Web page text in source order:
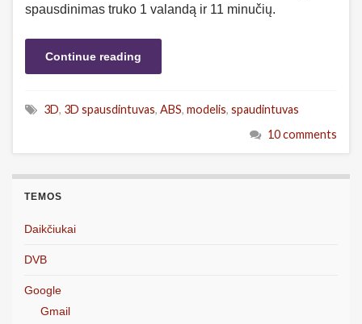
spausdinimas truko 1 valandą ir 11 minučių.
Continue reading
3D, 3D spausdintuvas, ABS, modelis, spaudintuvas
10 comments
TEMOS
Daikčiukai
DVB
Google
Gmail